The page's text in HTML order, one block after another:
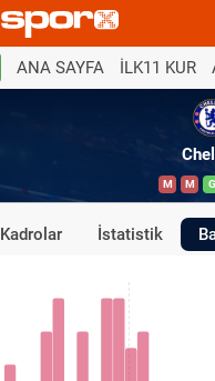
ANA SAYFA İLK11 KUR
M M G
Kadrolar İstatistik